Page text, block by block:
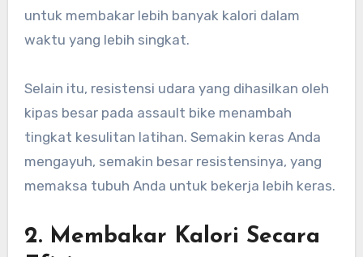
untuk membakar lebih banyak kalori dalam
waktu yang lebih singkat.
Selain itu, resistensi udara yang dihasilkan oleh
kipas besar pada assault bike menambah
tingkat kesulitan latihan. Semakin keras Anda
mengayuh, semakin besar resistensinya, yang
memaksa tubuh Anda untuk bekerja lebih keras.
2. Membakar Kalori Secara